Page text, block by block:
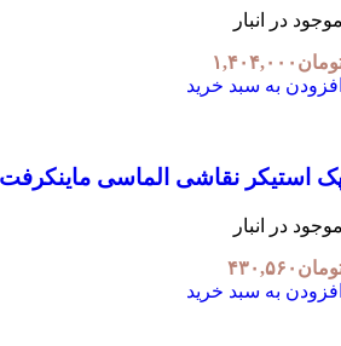
در انبار
۱,۴۰۴,۰۰۰
به سبد خرید
استیکر نقاشی الماسی ماینکرفت
در انبار
۴۳۰,۵۶۰
به سبد خرید